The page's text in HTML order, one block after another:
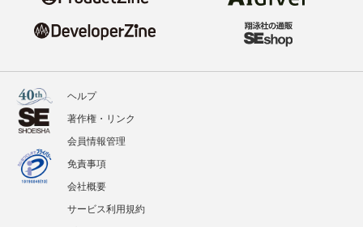
ヘルプ
著作権・リンク
会員情報管理
免責事項
会社概要
サービス利用規約